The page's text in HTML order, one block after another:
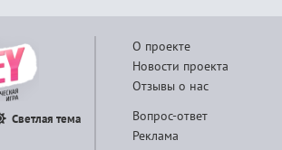
О проекте
Новости проекта
Отзывы о нас
Вопрос-ответ
Реклама
Светлая тема